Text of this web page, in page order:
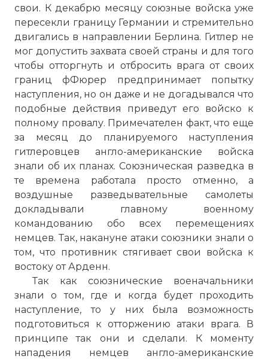
свои. К декабрю месяцу союзные войска уже
пересекли границу Германии и стремительно
двигались в направлении Берлина. Гитлер не
мог допустить захвата своей страны и для того
чтобы отторгнуть и отбросить врага от своих
границ фФюрер предпринимает попытку
наступления, но он даже и не догадывался что
подобные действия приведут его войско к
полному провалу. Примечателен факт, что еще
за месяц до планируемого наступления
гитлеровцев англо-американские войска
знали об их планах. Союзническая разведка в
те времена работала просто отменно, а
воздушные разведывательные самолеты
докладывали главному военному
командованию обо всех перемещениях
немцев. Так, накануне атаки союзники знали о
том, что противник стягивает свои войска к
востоку от Арденн.
Так как союзнические военачальники
знали о том, где и когда будет проходить
наступление, то у них была возможность
подготовиться к отторжению атаки врага. В
принципе так они и сделали. К моменту
нападения немцев англо-американские